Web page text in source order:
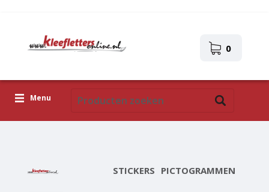
0
Menu
STICKERS PICTOGRAMMEN